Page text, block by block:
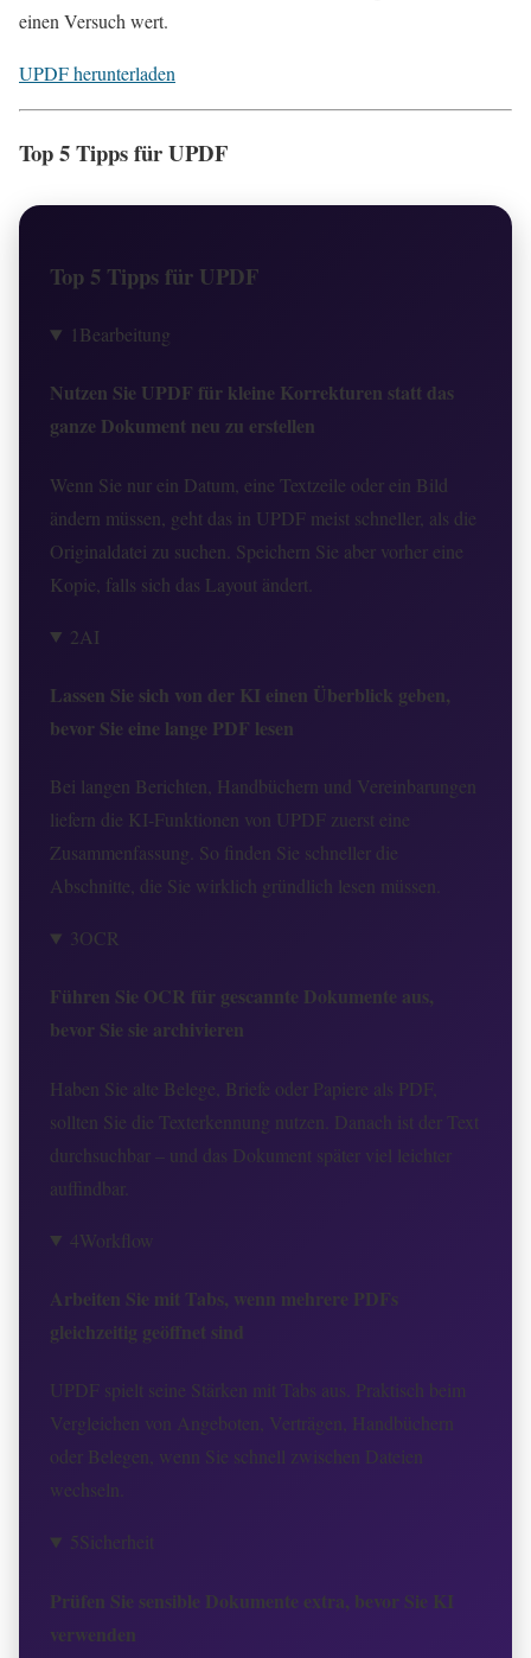
einen Versuch wert.
UPDF herunterladen
Top 5 Tipps für UPDF
Top 5 Tipps für UPDF
1Bearbeitung
Nutzen Sie UPDF für kleine Korrekturen statt das
ganze Dokument neu zu erstellen
Wenn Sie nur ein Datum, eine Textzeile oder ein Bild
ändern müssen, geht das in UPDF meist schneller, als die
Originaldatei zu suchen. Speichern Sie aber vorher eine
Kopie, falls sich das Layout ändert.
2AI
Lassen Sie sich von der KI einen Überblick geben,
bevor Sie eine lange PDF lesen
Bei langen Berichten, Handbüchern und Vereinbarungen
liefern die KI-Funktionen von UPDF zuerst eine
Zusammenfassung. So finden Sie schneller die
Abschnitte, die Sie wirklich gründlich lesen müssen.
3OCR
Führen Sie OCR für gescannte Dokumente aus,
bevor Sie sie archivieren
Haben Sie alte Belege, Briefe oder Papiere als PDF,
sollten Sie die Texterkennung nutzen. Danach ist der Text
durchsuchbar – und das Dokument später viel leichter
auffindbar.
4Workflow
Arbeiten Sie mit Tabs, wenn mehrere PDFs
gleichzeitig geöffnet sind
UPDF spielt seine Stärken mit Tabs aus. Praktisch beim
Vergleichen von Angeboten, Verträgen, Handbüchern
oder Belegen, wenn Sie schnell zwischen Dateien
wechseln.
5Sicherheit
Prüfen Sie sensible Dokumente extra, bevor Sie KI
verwenden